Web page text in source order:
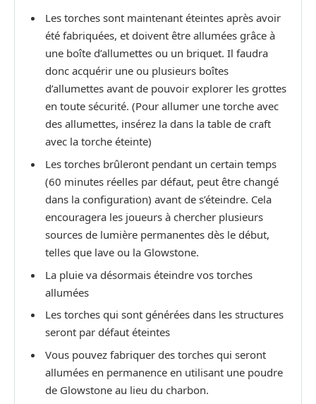
Les torches sont maintenant éteintes après avoir
été fabriquées, et doivent être allumées grâce à
une boîte d’allumettes ou un briquet. Il faudra
donc acquérir une ou plusieurs boîtes
d’allumettes avant de pouvoir explorer les grottes
en toute sécurité. (Pour allumer une torche avec
des allumettes, insérez la dans la table de craft
avec la torche éteinte)
Les torches brûleront pendant un certain temps
(60 minutes réelles par défaut, peut être changé
dans la configuration) avant de s’éteindre. Cela
encouragera les joueurs à chercher plusieurs
sources de lumière permanentes dès le début,
telles que lave ou la Glowstone.
La pluie va désormais éteindre vos torches
allumées
Les torches qui sont générées dans les structures
seront par défaut éteintes
Vous pouvez fabriquer des torches qui seront
allumées en permanence en utilisant une poudre
de Glowstone au lieu du charbon.